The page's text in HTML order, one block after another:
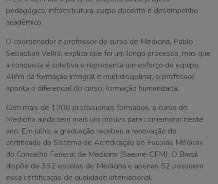
pedagógico, infraestrutura, corpo docente e desempenho
acadêmico.
O coordenador e professor do curso de Medicina, Pablo
Sebastian Velho, explica que foi um longo processo, mas que
a conquista é coletiva e representa um esforço de equipe.
Além da formação integral e multidisciplinar, o professor
aponta o diferencial do curso: formação humanizada.
Com mais de 1200 profissionais formados, o curso de
Medicina ainda tem mais um motivo para comemorar neste
ano. Em julho, a graduação recebeu a renovação do
certificado do Sistema de Acreditação de Escolas Médicas
do Conselho Federal de Medicina (Saeme-CFM). O Brasil
dispõe de 392 escolas de Medicina e apenas 52 possuem
essa certificação de qualidade internacional.